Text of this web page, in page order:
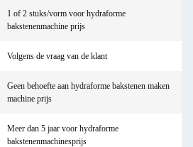
1 of 2 stuks/vorm voor hydraforme
bakstenenmachine prijs
Volgens de vraag van de klant
Geen behoefte aan hydraforme bakstenen maken
machine prijs
Meer dan 5 jaar voor hydraforme
bakstenenmachinesprijs